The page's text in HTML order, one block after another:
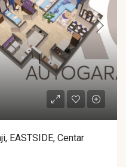
EASTSIDE, Centar